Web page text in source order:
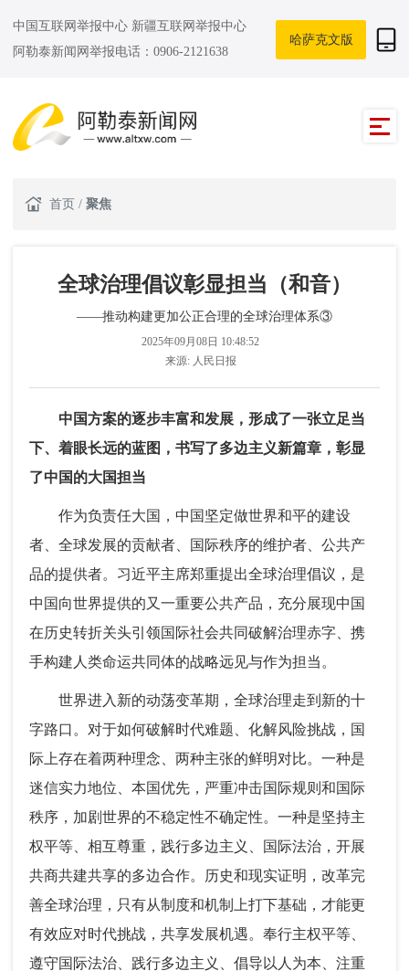
中国互联网举报中心 新疆互联网举报中心
阿勒泰新闻网举报电话：0906-2121638
哈萨克文版
首页 / 聚焦
全球治理倡议彰显担当（和音）
​——推动构建更加公正合理的全球治理体系③
2025年09月08日 10:48:52
来源: 人民日报
中国方案的逐步丰富和发展，形成了一张立足当
下、着眼长远的蓝图，书写了多边主义新篇章，彰显
了中国的大国担当
作为负责任大国，中国坚定做世界和平的建设
者、全球发展的贡献者、国际秩序的维护者、公共产
品的提供者。习近平主席郑重提出全球治理倡议，是
中国向世界提供的又一重要公共产品，充分展现中国
在历史转折关头引领国际社会共同破解治理赤字、携
手构建人类命运共同体的战略远见与作为担当。
世界进入新的动荡变革期，全球治理走到新的十
字路口。对于如何破解时代难题、化解风险挑战，国
际上存在着两种理念、两种主张的鲜明对比。一种是
迷信实力地位、本国优先，严重冲击国际规则和国际
秩序，加剧世界的不稳定性不确定性。一种是坚持主
权平等、相互尊重，践行多边主义、国际法治，开展
共商共建共享的多边合作。历史和现实证明，改革完
善全球治理，只有从制度和机制上打下基础，才能更
有效应对时代挑战，共享发展机遇。奉行主权平等、
遵守国际法治、践行多边主义、倡导以人为本、注重